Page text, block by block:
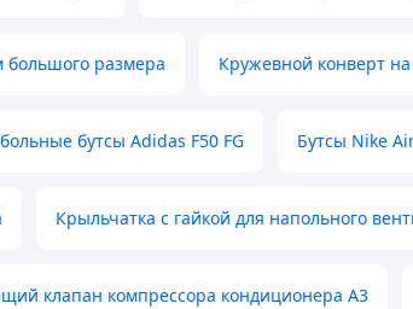
большого размера Кружевной конверт
бутсы Adidas F50 FG Бутсы Nike
Крыльчатка с гайкой для напольного
клапан компрессора кондиционера А3